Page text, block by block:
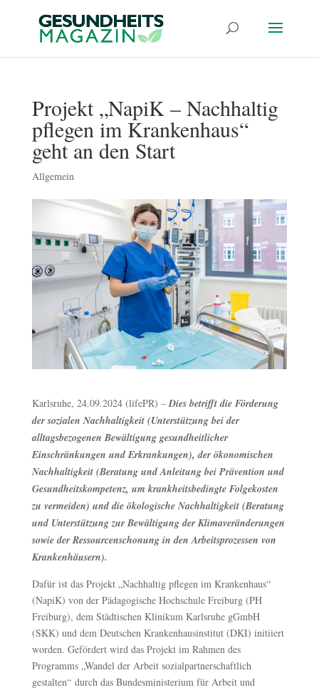
Projekt „NapiK – Nachhaltig
pflegen im Krankenhaus“
geht an den Start
Allgemein
Karlsruhe, 24.09.2024 (lifePR) –Dies betrifft die Förderung
der sozialen Nachhaltigkeit (Unterstützung bei der
alltagsbezogenen Bewältigung gesundheitlicher
Einschränkungen und Erkrankungen), der ökonomischen
Nachhaltigkeit (Beratung und Anleitung bei Prävention und
Gesundheitskompetenz, um krankheitsbedingte Folgekosten
zu vermeiden) und die ökologische Nachhaltigkeit (Beratung
und Unterstützung zur Bewältigung der Klimaveränderungen
sowie der Ressourcenschonung in den Arbeitsprozessen von
Krankenhäusern).
Dafür ist das Projekt „Nachhaltig pflegen im Krankenhaus“
(NapiK) von der Pädagogische Hochschule Freiburg (PH
Freiburg), dem Städtischen Klinikum Karlsruhe gGmbH
(SKK) und dem Deutschen Krankenhausinstitut (DKI) initiiert
worden. Gefördert wird das Projekt im Rahmen des
Programms „Wandel der Arbeit sozialpartnerschaftlich
gestalten“ durch das Bundesministerium für Arbeit und